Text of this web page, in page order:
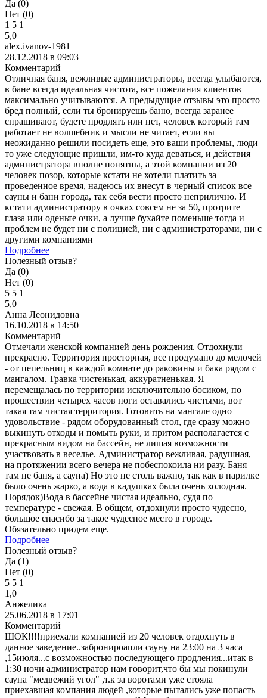
Да (0)
Нет (0)
1 5 1
5,0
alex.ivanov-1981
28.12.2018 в 09:03
Комментарий
Отличная баня, вежливые администраторы, всегда улыбаются,
в бане всегда идеальная чистота, все пожелания клиентов
максимально учитываются. А предыдущие отзывы это просто
бред полный, если ты бронируешь баню, всегда заранее
спрашивают, будете продлять или нет, человек который там
работает не волшебник и мысли не читает, если вы
неожиданно решили посидеть еще, это ваши проблемы, люди
то уже следующие пришли, им-то куда деваться, и действия
администратора вполне понятны, а этой компании из 20
человек позор, которые кстати не хотели платить за
проведенное время, надеюсь их внесут в черный список все
сауны и бани города, так себя вести просто неприлично. И
кстати администратору в очках совсем не за 50, протрите
глаза или оденьте очки, а лучше бухайте поменьше тогда и
проблем не будет ни с полицией, ни с администраторами, ни с
другими компаниями
Подробнее
Полезный отзыв?
Да (0)
Нет (0)
5 5 1
5,0
Анна Леонидовна
16.10.2018 в 14:50
Комментарий
Отмечали женской компанией день рождения. Отдохнули
прекрасно. Территория просторная, все продумано до мелочей
- от пепельниц в каждой комнате до раковины и бака рядом с
мангалом. Травка чистенькая, аккуратненькая. Я
перемещалась по территории исключительно босиком, по
прошествии четырех часов ноги оставались чистыми, вот
такая там чистая территория. Готовить на мангале одно
удовольствие - рядом оборудованный стол, где сразу можно
выкинуть отходы и помыть руки, и притом располагается с
прекрасным видом на бассейн, не лишая возможности
участвовать в веселье. Администратор вежливая, радушная,
на протяжении всего вечера не побеспокоила ни разу. Баня
там не баня, а сауна) Но это не столь важно, так как в парилке
было очень жарко, а вода в кадушках была очень холодная.
Порядок)Вода в бассейне чистая идеально, судя по
температуре - свежая. В общем, отдохнули просто чудесно,
большое спасибо за такое чудесное место в городе.
Обязательно придем еще.
Подробнее
Полезный отзыв?
Да (1)
Нет (0)
5 5 1
1,0
Анжелика
25.06.2018 в 17:01
Комментарий
ШОК!!!!приехали компанией из 20 человек отдохнуть в
данное заведение..забронироапли сауну на 23:00 на 3 часа
,15июля...с возможностью последующего продления...итак в
1:30 ночи администратор нам говорит,что бы мы покинули
сауна "медвежий угол" ,т.к за воротами уже стояла
приехавшая компания людей ,которые пытались уже попасть